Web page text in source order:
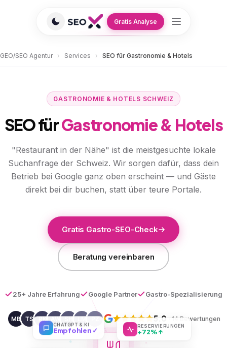
Gratis Analyse
GEO/SEO Agentur › Services › SEO für Gastronomie & Hotels
GASTRONOMIE & HOTELS SCHWEIZ
SEO fürGastronomie & Hotels
"Restaurant in der Nähe" ist die meistgesuchte lokale
Suchanfrage der Schweiz. Wir sorgen dafür, dass dein
Betrieb bei Google ganz oben erscheint — und Gäste
direkt bei dir buchen, statt über teure Portale.
Gratis Gastro-SEO-Check
Beratung vereinbaren
25+ Jahre Erfahrung Google Partner Gastro-Spezialisierung
5.0 · 14 Bewertungen
CHATGPT & KI
Empfohlen ✓
RESERVIERUNGEN
+72% ↑